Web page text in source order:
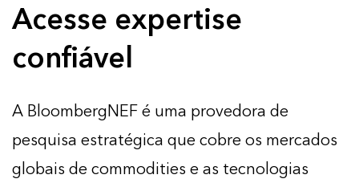
Acesse expertise
confiável
A BloombergNEF é uma provedora de
pesquisa estratégica que cobre os mercados
globais de commodities e as tecnologias